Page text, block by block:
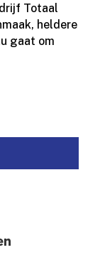
Totaal
heldere
gaat om